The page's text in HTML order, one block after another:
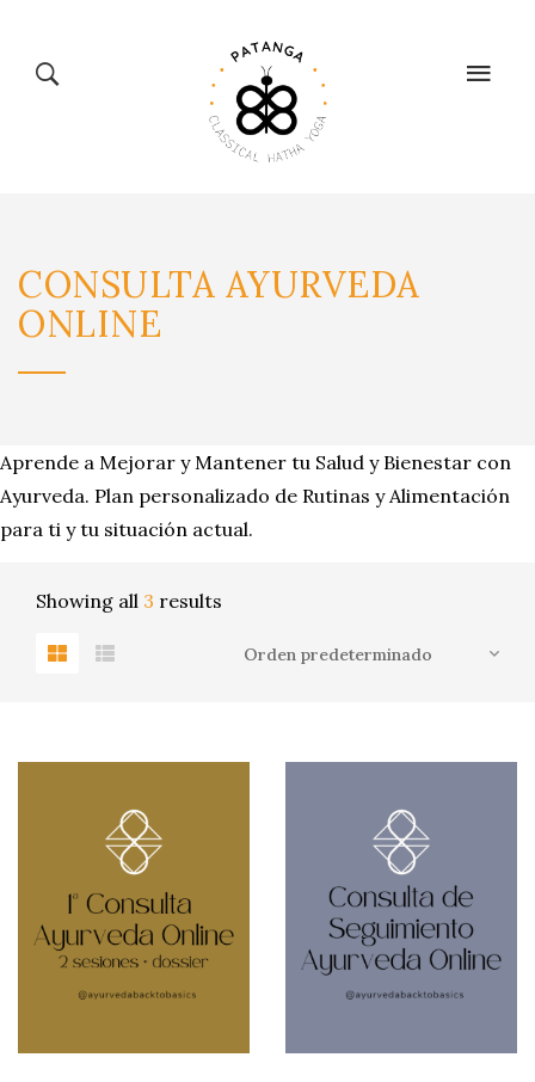
HATHA YOGA
CALENDARIO
BIENESTAR
BLOG
0
CONSULTA AYURVEDA
ONLINE
Aprende a Mejorar y Mantener tu Salud y Bienestar con
Ayurveda. Plan personalizado de Rutinas y Alimentación
para ti y tu situación actual.
Showing all 3 results